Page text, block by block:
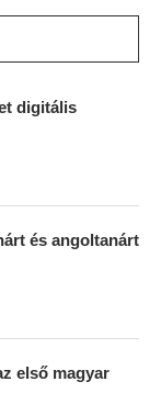
digitális
és angoltanárt
első magyar